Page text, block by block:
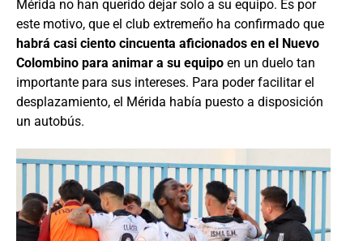
Mérida no han querido dejar solo a su equipo. Es por
este motivo, que el club extremeño ha confirmado que
habrá casi ciento cincuenta aficionados en el Nuevo
Colombino para animar a su equipo en un duelo tan
importante para sus intereses. Para poder facilitar el
desplazamiento, el Mérida había puesto a disposición
un autobús.